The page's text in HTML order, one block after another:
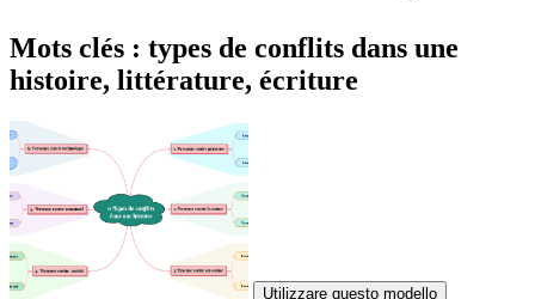
Mots clés : types de conflits dans une
histoire, littérature, écriture
Utilizzare questo modello